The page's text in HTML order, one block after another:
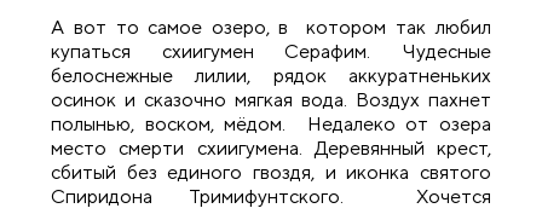
А вот то самое озеро, в котором так любил
купаться схиигумен Серафим. Чудесные
белоснежные лилии, рядок аккуратненьких
осинок и сказочно мягкая вода. Воздух пахнет
полынью, воском, мёдом. Недалеко от озера
место смерти схиигумена. Деревянный крест,
сбитый без единого гвоздя, и иконка святого
Спиридона Тримифунтского. Хочется